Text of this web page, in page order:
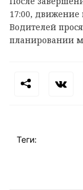
17:00, движение
Водителей
планировании
Теги: